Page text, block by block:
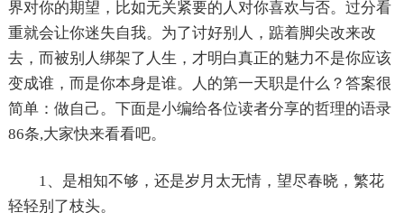
界对你的期望，比如无关紧要的人对你喜欢与否。过分看
重就会让你迷失自我。为了讨好别人，踮着脚尖改来改
去，而被别人绑架了人生，才明白真正的魅力不是你应该
变成谁，而是你本身是谁。人的第一天职是什么？答案很
简单：做自己。下面是小编给各位读者分享的哲理的语录
86条,大家快来看看吧。
1、是相知不够，还是岁月太无情，望尽春晓，繁花
轻轻别了枝头。